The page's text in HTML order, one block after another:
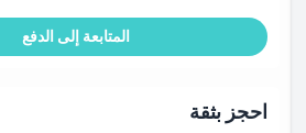
المتابعة إلى الدفع
احجز بثقة